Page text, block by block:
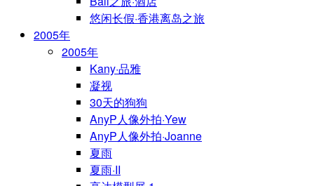
悠闲长假·香港离岛之旅
2005年
2005年
Kany·品雅
凝视
30天的狗狗
AnyP人像外拍·Yew
AnyP人像外拍·Joanne
夏雨
夏雨·II